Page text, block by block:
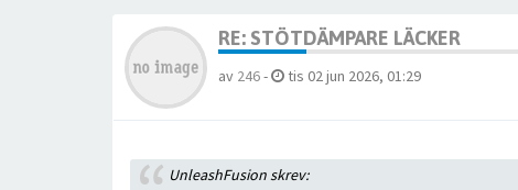
RE: STÖTDÄMPARE LÄCKER
av 246- tis 02 jun 2026, 01:29
UnleashFusion skrev: